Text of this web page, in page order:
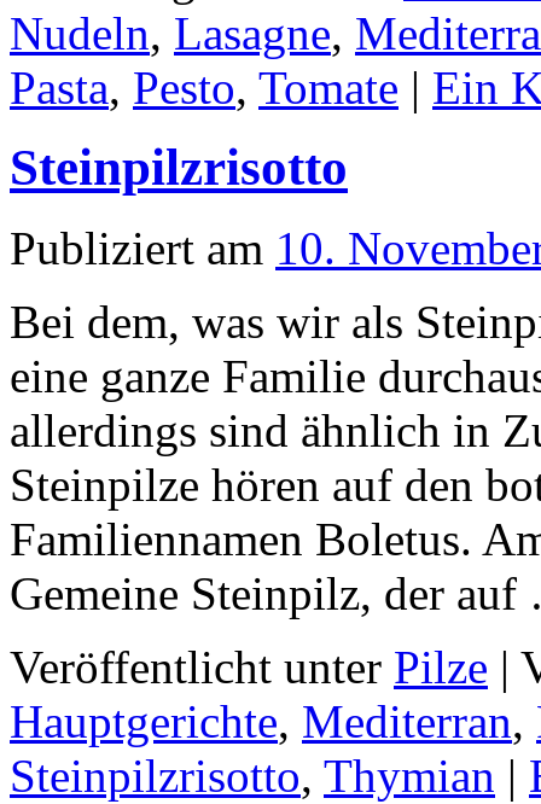
Nudeln, Lasagne,
Pasta, Pesto, Tomate | Ein
Steinpilzrisotto
Publiziert am 10.
Bei dem, was wir als
eine ganze Familie
allerdings sind ähnlich in
Steinpilze hören auf den
Familiennamen Boletus.
Gemeine Steinpilz, der
Veröffentlicht unter Pilze |
Hauptgerichte, Mediterran,
Steinpilzrisotto, Thymian |